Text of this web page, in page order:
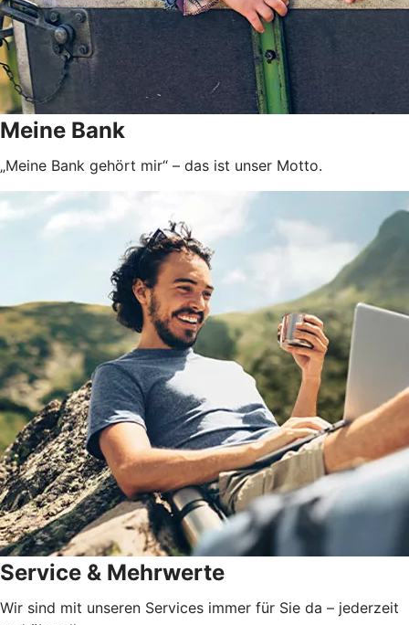
Meine Bank
„Meine Bank gehört mir“ – das ist unser Motto.
Service & Mehrwerte
Wir sind mit unseren Services immer für Sie da – jederzeit